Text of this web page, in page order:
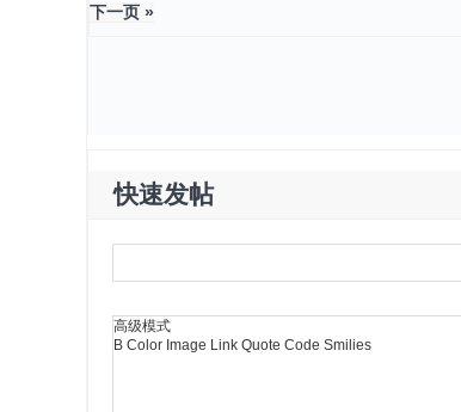
下一页 »
快速发帖
高级模式
B Color Image Link Quote Code Smilies